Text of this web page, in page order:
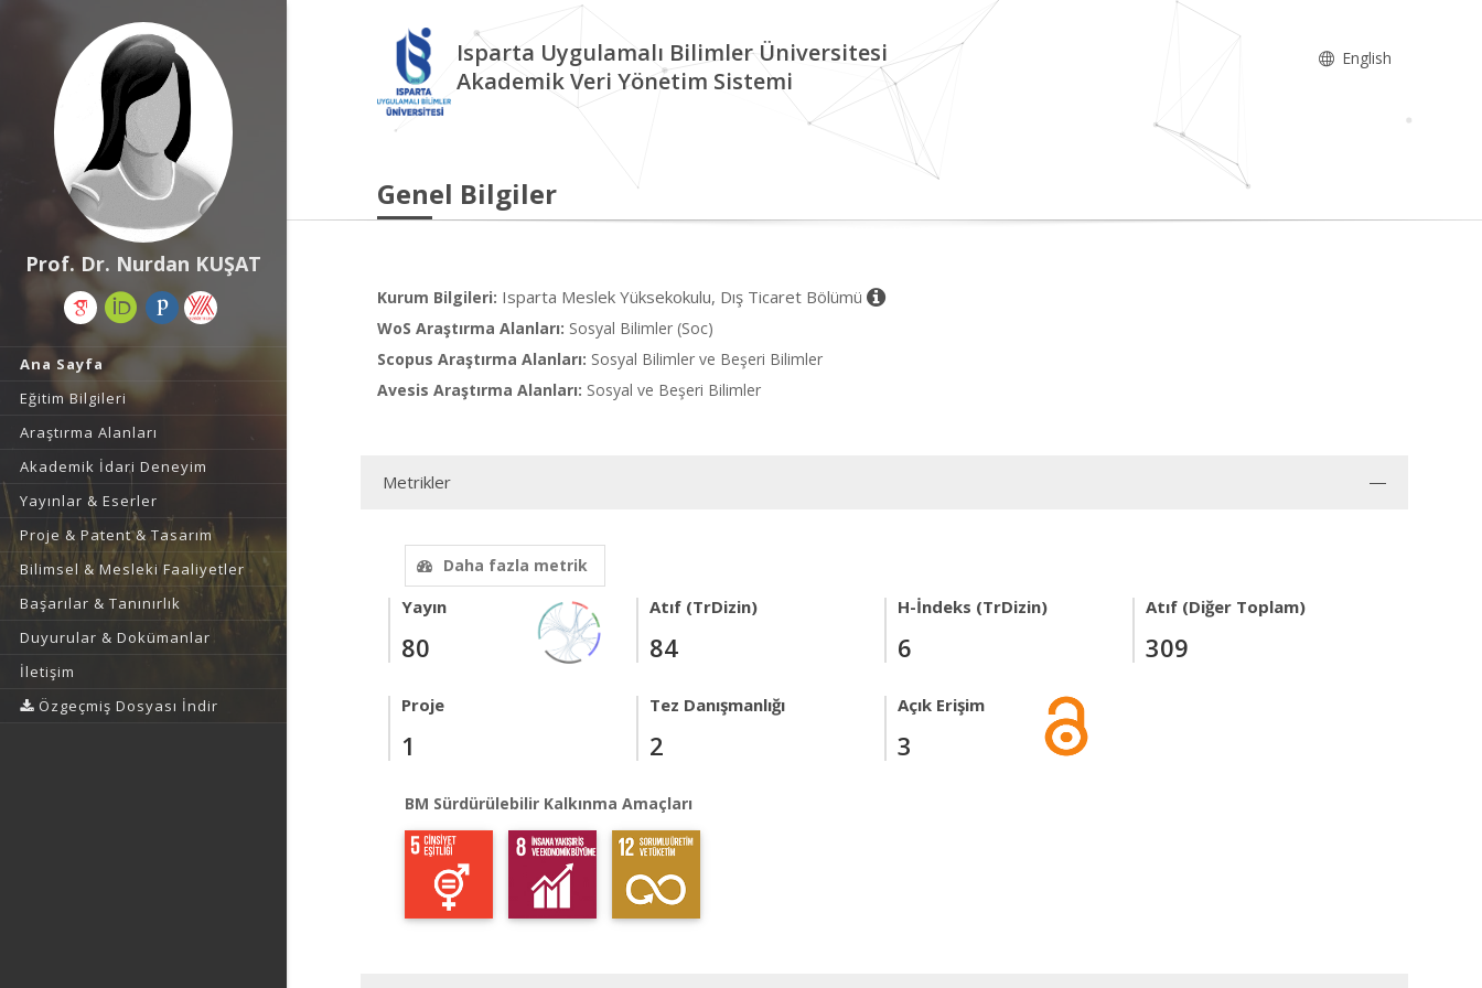
Prof. Dr. Nurdan KUŞAT
Ana Sayfa
Eğitim Bilgileri
Araştırma Alanları
Akademik İdari Deneyim
Yayınlar & Eserler
Proje & Patent & Tasarım
Bilimsel & Mesleki Faaliyetler
Başarılar & Tanınırlık
Duyurular & Dokümanlar
İletişim
Özgeçmiş Dosyası İndir
Isparta Uygulamalı Bilimler Üniversitesi
Akademik Veri Yönetim Sistemi
English
Genel Bilgiler
Kurum Bilgileri: Isparta Meslek Yüksekokulu, Dış Ticaret Bölümü
WoS Araştırma Alanları: Sosyal Bilimler (Soc)
Scopus Araştırma Alanları: Sosyal Bilimler ve Beşeri Bilimler
Avesis Araştırma Alanları: Sosyal ve Beşeri Bilimler
Metrikler
Daha fazla metrik
Yayın
80
Atıf (TrDizin)
84
H-İndeks (TrDizin)
6
Atıf (Diğer Toplam)
309
Proje
1
Tez Danışmanlığı
2
Açık Erişim
3
BM Sürdürülebilir Kalkınma Amaçları